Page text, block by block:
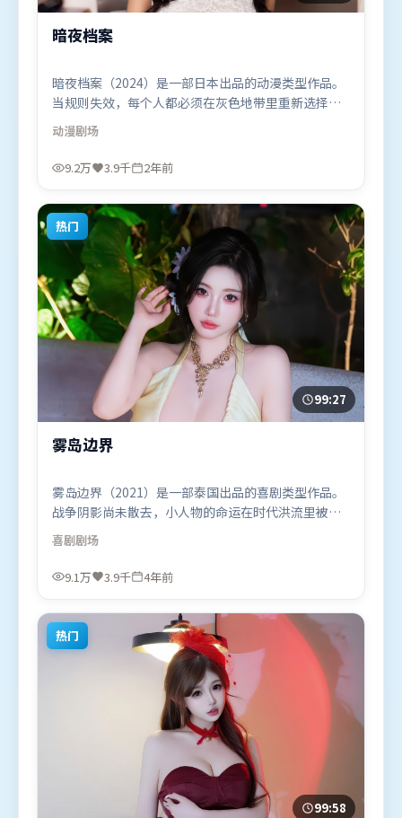
暗夜档案
暗夜档案（2024）是一部日本出品的动漫类型作品。
当规则失效，每个人都必须在灰色地带里重新选择立
场与底线。叙事线索多线并进，最终在关键节点收
束。由丹尼斯·维伦纽瓦执导，木村拓哉、章子怡、
长泽雅美，白宇、孙艺珍、杨幂等联袂出演。影片于
喜欢动漫题材的观众观看。
动漫剧场
9.2万 3.9千 2年前
热门
99:27
雾岛边界
雾岛边界（2021）是一部泰国出品的喜剧类型作品。
战争阴影尚未散去，小人物的命运在时代洪流里被轻
轻托起又放下。人物关系网复杂却不凌乱，每场对手
戏都推动信息增量。由文牧野执导，张家辉、刘德
华、迪皮卡·帕度柯妮，雷佳音、汤唯、梁朝伟等联
首映上线，适合喜欢喜剧题材的观众观看。
喜剧剧场
9.1万 3.9千 4年前
热门
99:58